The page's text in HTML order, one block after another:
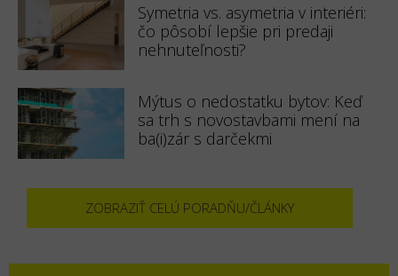
Symetria vs. asymetria v interiéri:
čo pôsobí lepšie pri predaji
nehnuteľnosti?
Mýtus o nedostatku bytov: Keď
sa trh s novostavbami mení na
ba(i)zár s darčekmi
ZOBRAZIŤ CELÚ PORADŇU/ČLÁNKY